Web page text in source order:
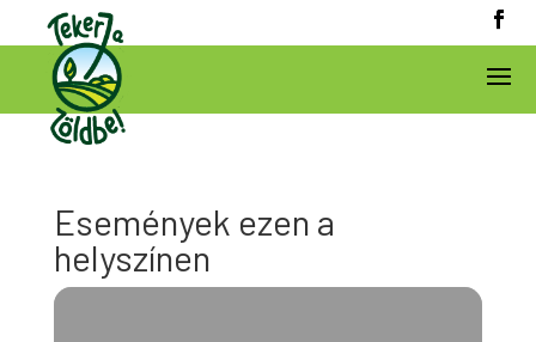
Események ezen a
helyszínen